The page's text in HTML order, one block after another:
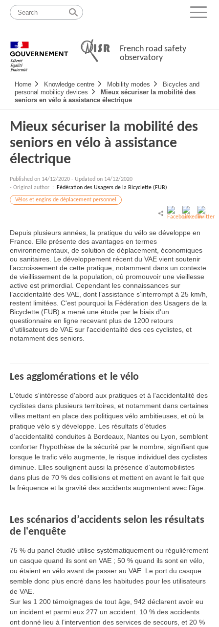
content
map
Menu
French road safety
observatory
Navigation
principale
Home Knowledge centre Mobility modes
Bicycles and
personal mobilicy devices
Mieux sécuriser la mobilité des
seniors en vélo à assistance électrique
Mieux sécuriser la mobilité des
seniors en vélo à assistance
électrique
Published on 14/12/2020 - Updated on 14/12/2020
- Original author : Fédération des Usagers de la Bicyclette (FUB)
Vélos et engins de déplacement personnel
Depuis plusieurs années, la pratique du vélo se développe en
France. Elle présente des avantages en termes
environnementaux, de solution de déplacement, économiques
ou sanitaires. Le développement récent du VAE vient soutenir
l’accroissement de cette pratique, notamment dans un contexte
de vieillissement de la population, où promouvoir une vieillesse
active est primordial. Cependant les connaissances sur
l’accidentalité des VAE, dont l’assistance s’interrompt à 25 km/h,
restent limitées. C'est pourquoi la Fédération des Usagers de la
Bicyclette (FUB) a mené une étude par le biais d'un
questionnaire en ligne recevant plus de 1200 retours
d'utilisateurs de VAE sur l'accidentalité des ces cyclistes, et
notamment des seniors.
Les agglomérations et le vélo
L'étude s'intéresse d'abord aux pratiques et à l'accidentalité des
cyclistes dans plusieurs territoires, et notamment dans certaines
villes mettant en place des politiques vélo ambitieuses, et où la
pratique vélo s’y développe. Les résultats d’études
d’accidentalité conduites à Bordeaux, Nantes ou Lyon, semblent
conforter l'hypothèse de la sécurité par le nombre, signifiant que
lorsque le trafic vélo augmente, le risque individuel des cyclistes
diminue. Elles soulignent aussi la présence d’automobilistes
dans plus de 70 % des collisions et mettent en avant le fait que
la fréquence et la gravité des accidents augmentent avec l’âge.
Les scénarios d’accidents selon les résultats
de l'enquête
75 % du panel étudié utilise systématiquement ou régulièrement
un casque quand ils sont en VAE ; 50 % quand ils sont en vélo,
ou étaient en vélo avant de passer au VAE. Le port du casque
semble donc plus encré dans les habitudes pour les utilisateurs
de VAE.
Sur les 1 200 témoignages de tout âge, 942 déclarent avoir eu
un incident et parmi eux 277 un accident. 10 % des accidents
ont donné lieu à l’intervention des services de secours, et 20 %